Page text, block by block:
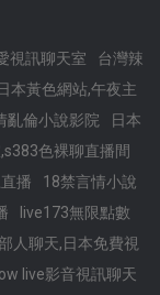
視訊聊天室
台灣辣
日本黃色網站,午夜主
亂倫小說影院
日本
色裸聊直播間
播
18禁言情小說
live173無限點數
人聊天,日本免費視
live影音視訊聊天